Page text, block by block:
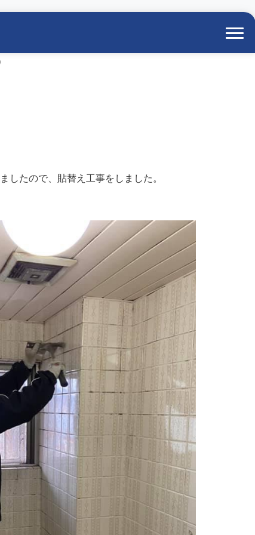
したので、貼替え工事をしました。